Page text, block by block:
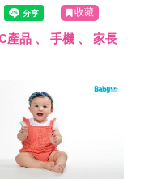
收藏
產品 、 手機 、 家長